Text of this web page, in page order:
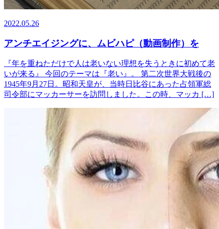
2022.05.26
アンチエイジングに、ムビハピ（動画制作）を
『年を重ねただけで人は老いない理想を失うときに初めて老
いが来る』 今回のテーマは『老い』。 第二次世界大戦後の
1945年9月27日。昭和天皇が、当時日比谷にあった占領軍総
司令部にマッカーサーを訪問しました。この時、マッカ […]